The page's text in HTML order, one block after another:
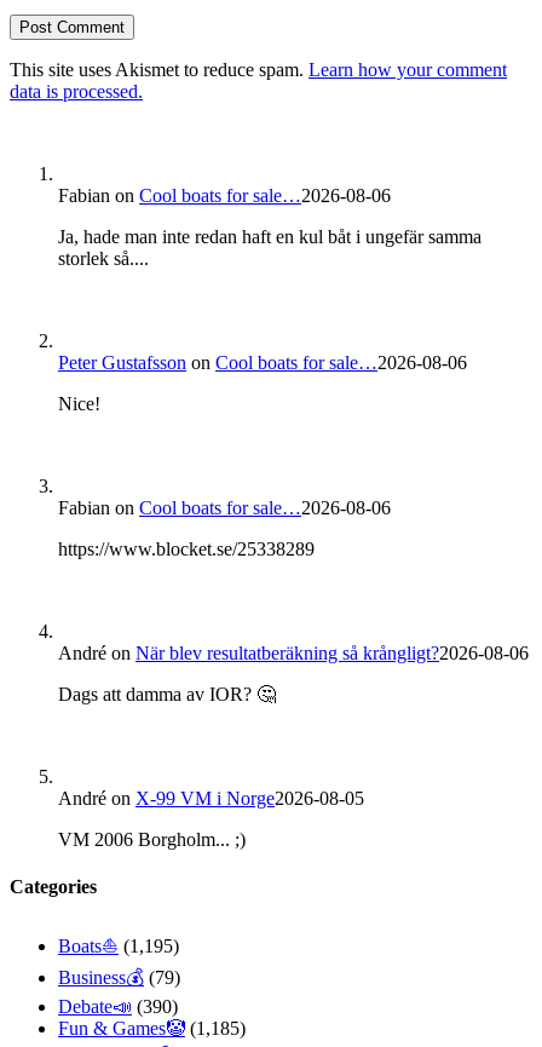
This site uses Akismet to reduce spam. Learn how your comment
data is processed.
Fabian on Cool boats for sale…2026-08-06
Ja, hade man inte redan haft en kul båt i ungefär samma
storlek så....
Peter Gustafsson on Cool boats for sale…2026-08-06
Nice!
Fabian on Cool boats for sale…2026-08-06
https://www.blocket.se/25338289
André on När blev resultatberäkning så krångligt?2026-08-06
Dags att damma av IOR? 🤔
André on X-99 VM i Norge2026-08-05
VM 2006 Borgholm... ;)
Categories
Boats⛵️ (1,195)
Business💰 (79)
Debate📣 (390)
Fun & Games🤡 (1,185)